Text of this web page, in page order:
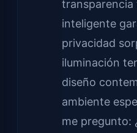
transparencia
inteligente
privacidad
iluminación
diseño
ambiente
me pregunto: